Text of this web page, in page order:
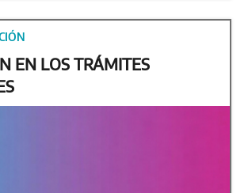
EN LOS TRÁMITES